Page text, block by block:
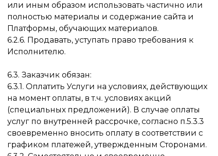
или иным образом использовать частично или
полностью материалы и содержание сайта и
Платформы, обучающих материалов.
6.2.6. Продавать, уступать право требования к
Исполнителю.
6.3. Заказчик обязан:
6.3.1. Оплатить Услуги на условиях, действующих
на момент оплаты, в т.ч. условиях акций
(специальных предложений). В случае оплаты
услуг по внутренней рассрочке, согласно п.5.3.3
своевременно вносить оплату в соответствии с
графиком платежей, утвержденным Сторонами.